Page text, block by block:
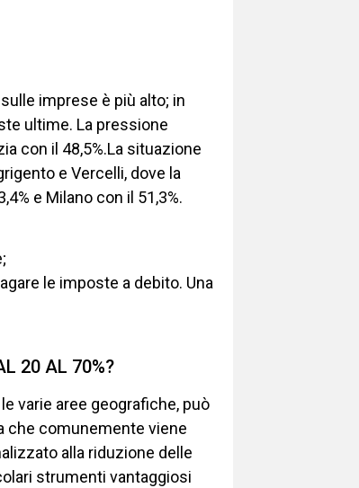
imprese è più alto; in
ultime. La pressione
con il 48,5%.La situazione
e Vercelli, dove la
e Milano con il 51,3%.
le imposte a debito. Una
20 AL 70%?
varie aree geografiche, può
che comunemente viene
alla riduzione delle
strumenti vantaggiosi